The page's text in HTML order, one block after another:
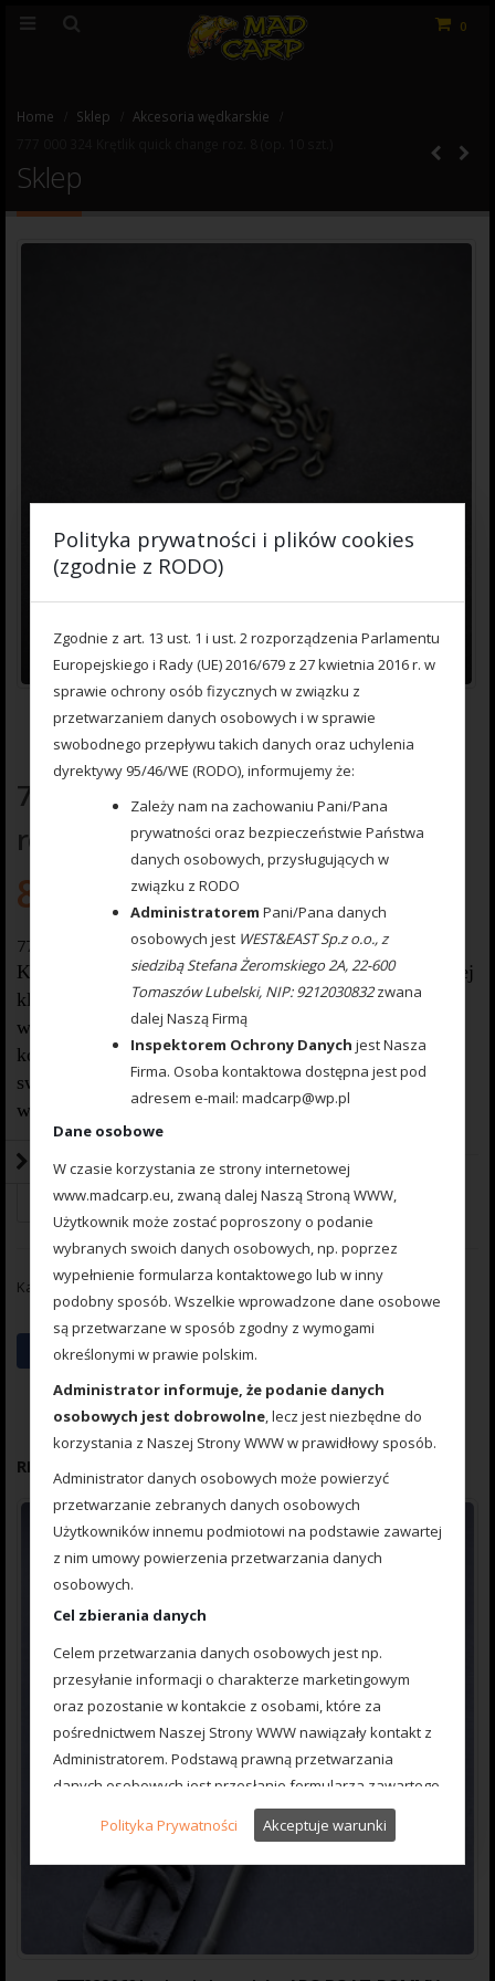
0
Home Sklep
Akcesoria wędkarskie
Sklep
777 000 324 Krętlik quick change
roz. 8 (op. 10 szt.)
8.00
777 000 324 Krętlik quick change roz. 8 (op. 10 szt.)
Krętlik Quick Change wyprodukowany jest z najwyższej
klasy stali nierdzewnej. Służy do prostej i szybkiej
wymiany zestawu, przyponów i wielu innych
konfiguracji zestawu karpiowego. Dodatkowo dzięki
swojej wytrzymałości zapewnia pewny hol w każdych
warunkach. Opakowanie zawiera 10 szt. krętlików.
Dodaj do koszyka
Kategoria:Akcesoria wędkarskie
RELATED PRODUCTS
Polityka prywatności i plików cookies
(zgodnie z RODO)
Zgodnie z art. 13 ust. 1 i ust. 2 rozporządzenia Parlamentu
Europejskiego i Rady (UE) 2016/679 z 27 kwietnia 2016 r. w
sprawie ochrony osób fizycznych w związku z
przetwarzaniem danych osobowych i w sprawie
swobodnego przepływu takich danych oraz uchylenia
dyrektywy 95/46/WE (RODO), informujemy że:
Zależy nam na zachowaniu Pani/Pana
prywatności oraz bezpieczeństwie Państwa
danych osobowych, przysługujących w
związku z RODO
Administratorem Pani/Pana danych
osobowych jest WEST&EAST Sp.z o.o., z
siedzibą Stefana Żeromskiego 2A, 22-600
Tomaszów Lubelski, NIP: 9212030832zwana
dalej Naszą Firmą
Inspektorem Ochrony Danych jest Nasza
Firma. Osoba kontaktowa dostępna jest pod
adresem e-mail: madcarp@wp.pl
Dane osobowe
W czasie korzystania ze strony internetowej
www.madcarp.eu, zwaną dalej Naszą Stroną WWW,
Użytkownik może zostać poproszony o podanie
wybranych swoich danych osobowych, np. poprzez
wypełnienie formularza kontaktowego lub w inny
podobny sposób. Wszelkie wprowadzone dane osobowe
są przetwarzane w sposób zgodny z wymogami
określonymi w prawie polskim.
Administrator informuje, że podanie danych
osobowych jest dobrowolne, lecz jest niezbędne do
korzystania z Naszej Strony WWW w prawidłowy sposób.
Administrator danych osobowych może powierzyć
przetwarzanie zebranych danych osobowych
Użytkowników innemu podmiotowi na podstawie zawartej
z nim umowy powierzenia przetwarzania danych
osobowych.
Cel zbierania danych
Celem przetwarzania danych osobowych jest np.
przesyłanie informacji o charakterze marketingowym
oraz pozostanie w kontakcie z osobami, które za
pośrednictwem Naszej Strony WWW nawiązały kontakt z
Administratorem. Podstawą prawną przetwarzania
danych osobowych jest przesłanie formularza zawartego
Administrator powołuje się także na prawnie uzasadniony
interes, którym jest zbieranie danych statystycznych i
analizowanie ruchu na stronie internetowej (np. dla usług
Google Analitycs, Google Adwords.). Profilowanie
używane jest w Google Analytics, Google AdWords,
Polityka Prywatności Akceptuje warunki